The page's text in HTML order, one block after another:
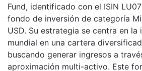
Fund, identificado con el ISIN
fondo de inversión de categoría
USD. Su estrategia se centra en la
mundial en una cartera
buscando generar ingresos a
aproximación multi-activo. Este